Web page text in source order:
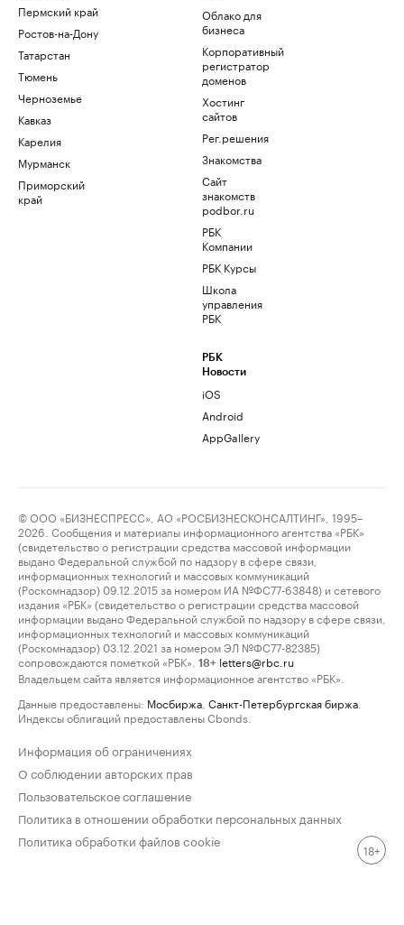
Пермский край
Ростов-на-Дону
Татарстан
Тюмень
Черноземье
Кавказ
Карелия
Мурманск
Приморский
край
Облако для
бизнеса
Корпоративный
регистратор
доменов
Хостинг
сайтов
Рег.решения
Знакомства
Сайт
знакомств
podbor.ru
РБК
Компании
РБК Курсы
Школа
управления
РБК
РБК
Новости
iOS
Android
AppGallery
© ООО «БИЗНЕСПРЕСС», АО «РОСБИЗНЕСКОНСАЛТИНГ», 1995–
2026. Сообщения и материалы информационного агентства «РБК»
(свидетельство о регистрации средства массовой информации
выдано Федеральной службой по надзору в сфере связи,
информационных технологий и массовых коммуникаций
(Роскомнадзор) 09.12.2015 за номером ИА №ФС77-63848) и сетевого
издания «РБК» (свидетельство о регистрации средства массовой
информации выдано Федеральной службой по надзору в сфере связи,
информационных технологий и массовых коммуникаций
(Роскомнадзор) 03.12.2021 за номером ЭЛ №ФС77-82385)
сопровождаются пометкой «РБК».
18+ letters@rbc.ru
Владельцем сайта является информационное агентство «РБК».
Данные предоставлены: Мосбиржа Санкт-Петербургская биржа
Индексы облигаций предоставлены Cbonds.
Информация об ограничениях
О соблюдении авторских прав
Пользовательское соглашение
Политика в отношении обработки персональных данных
Политика обработки файлов cookie
18+